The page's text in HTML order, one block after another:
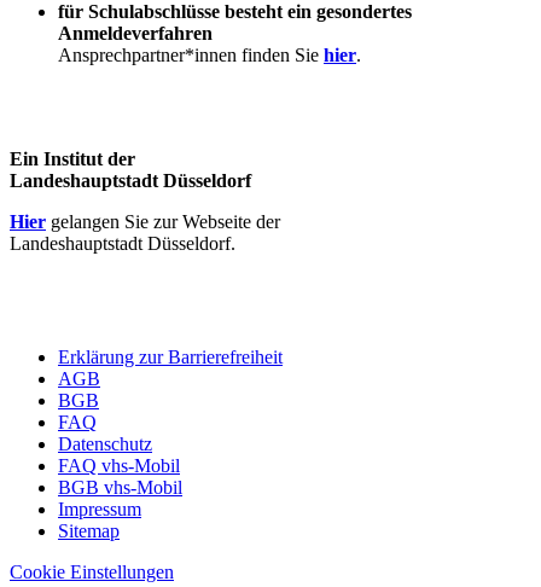
für Schulabschlüsse besteht ein gesondertes
Anmeldeverfahren
Ansprechpartner*innen finden Sie hier.
Ein Institut der
Landeshauptstadt Düsseldorf
Hier gelangen Sie zur Webseite der
Landeshauptstadt Düsseldorf.
Erklärung zur Barrierefreiheit
AGB
BGB
FAQ
Datenschutz
FAQ vhs-Mobil
BGB vhs-Mobil
Impressum
Sitemap
Cookie Einstellungen